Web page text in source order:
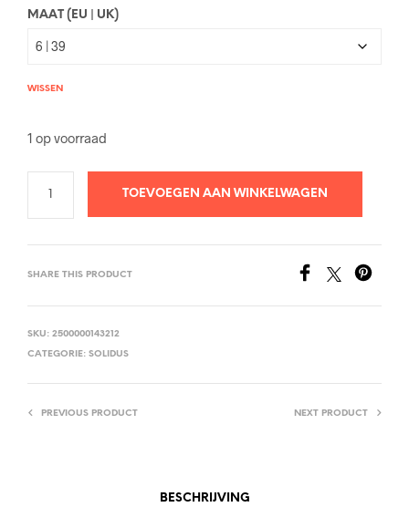
MAAT (EU | UK)
WISSEN
1 op voorraad
TOEVOEGEN AAN WINKELWAGEN
SHARE THIS PRODUCT
SKU: 2500000143212
CATEGORIE: SOLIDUS
PREVIOUS PRODUCT NEXT PRODUCT
BESCHRIJVING